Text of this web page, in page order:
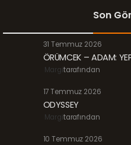
Son
31 Temmuz 2026
ÖRÜMCEK – ADAM:
Margitarafından
17 Temmuz 2026
ODYSSEY
Margitarafından
10 Temmuz 2026